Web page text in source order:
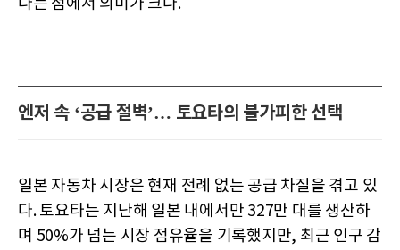
다는 점에서 의미가 크다.
엔저 속 ‘공급 절벽’… 토요타의 불가피한 선택
일본 자동차 시장은 현재 전례 없는 공급 차질을 겪고 있
다. 토요타는 지난해 일본 내에서만 327만 대를 생산하
며 50%가 넘는 시장 점유율을 기록했지만, 최근 인구 감